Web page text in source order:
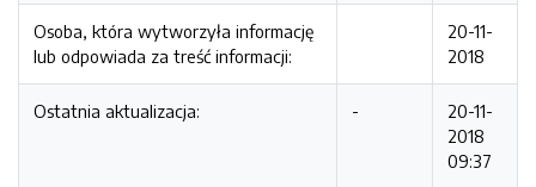
Osoba, która wytworzyła informację
lub odpowiada za treść informacji:
20-11-
2018
Ostatnia aktualizacja: -
20-11-
2018
09:37